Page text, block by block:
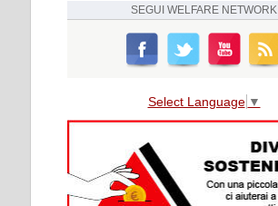
SEGUI WELFARE NETWORK
Select Language ▼